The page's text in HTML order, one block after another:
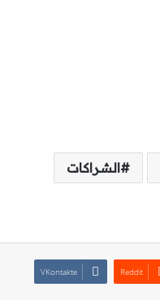
الشراكات